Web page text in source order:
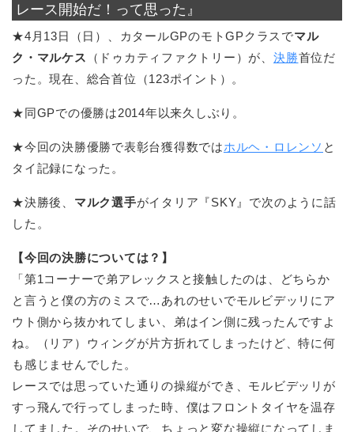
レース開始だ！って思った』
★4月13日（日）、カタールGPのモトGPクラスでマル
ク・マルケス （ドゥカティファクトリー）が、 決勝首位だ
った。現在、総合首位（123ポイント）。
★同GPでの優勝は2014年以来久しぶり。
★今回の決勝優勝で表彰台獲得数ではホルヘ・ロレンソ と
タイ記録になった。
★決勝後、 マルク選手がイタリア『SKY』で次のように話
した。
【今回の決勝については？】
「第1コーナーで弟アレックスと接触したのは、どちらか
と言うと僕の方のミスで…あれのせいでモルビデッリにア
ウト側から抜かれてしまい、弟はイン側に残ったんですよ
ね。（リア）ウィングが片方折れてしまったけど、特に何
も感じませんでした。
レースでは思っていた通りの操縦ができ、モルビデッリが
すっ飛んで行ってしまった時、僕はフロントタイヤを温存
してました。そのせいで、ちょっと変な操縦になってしま